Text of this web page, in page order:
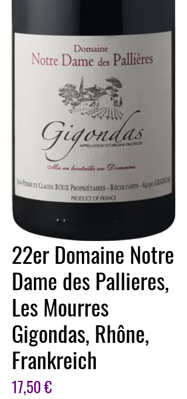
22er Domaine Notre
Dame des Pallieres,
Les Mourres
Gigondas, Rhône,
Frankreich
17,50 €Preis